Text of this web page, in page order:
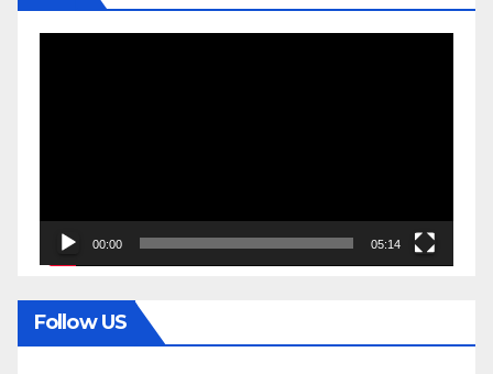
00:00 05:14
Follow US